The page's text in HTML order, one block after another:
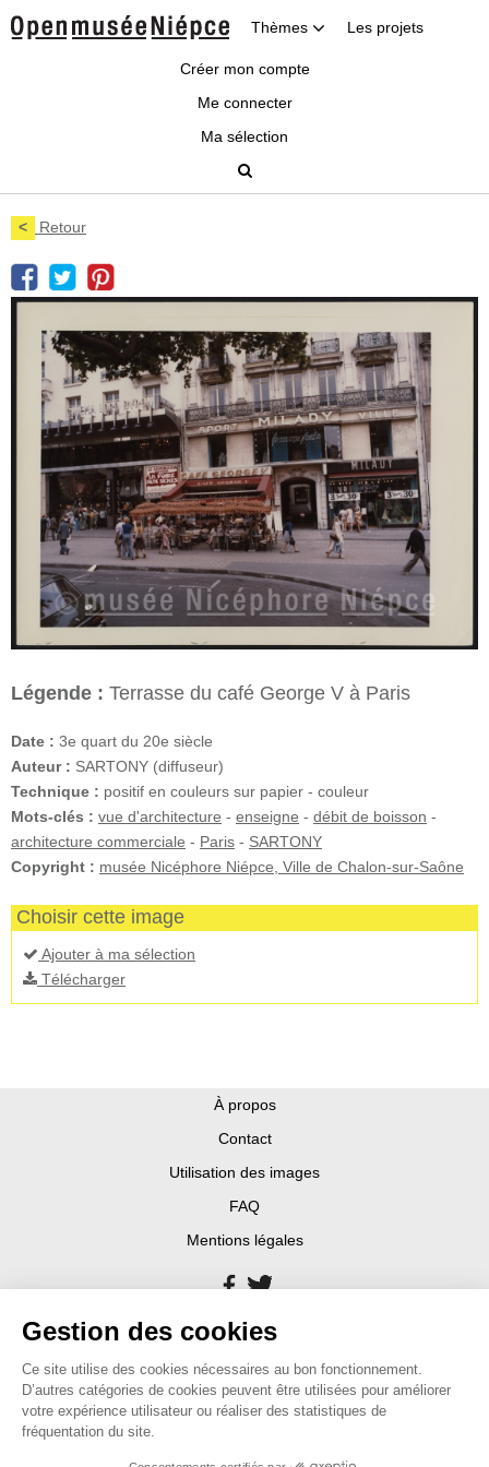
Thèmes Les projets
Créer mon compte
Me connecter
Ma sélection
< Retour
Légende : Terrasse du café George V à Paris
Date : 3e quart du 20e siècle
Auteur : SARTONY (diffuseur)
Technique : positif en couleurs sur papier - couleur
Mots-clés : vue d'architecture - enseigne - débit de boisson -
architecture commerciale - Paris - SARTONY
Copyright : musée Nicéphore Niépce, Ville de Chalon-sur-Saône
Choisir cette image
Ajouter à ma sélection
Télécharger
À propos
Contact
Utilisation des images
FAQ
Mentions légales
Gestion des cookies
Ce site utilise des cookies nécessaires au bon fonctionnement.
D’autres catégories de cookies peuvent être utilisées pour améliorer
votre expérience utilisateur ou réaliser des statistiques de
fréquentation du site.